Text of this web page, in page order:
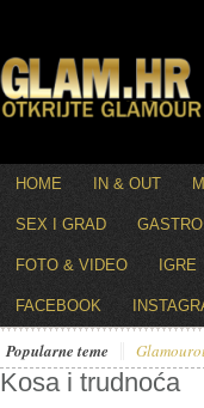
HOME IN & OUT
SEX I GRAD
FOTO & VIDEO IGRE
FACEBOOK
Popularne teme
Kosa i trudnoća